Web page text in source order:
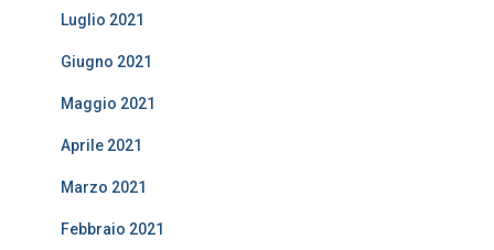
Luglio 2021
Giugno 2021
Maggio 2021
Aprile 2021
Marzo 2021
Febbraio 2021